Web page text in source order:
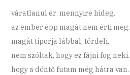
váratlanul ér: mennyire hideg.
az ember épp magát nem érti meg.
magát tiporja lábbal, tördeli.
nem szóltak, hogy ez fájni fog neki.
hogy a döntő futam még hátra van.